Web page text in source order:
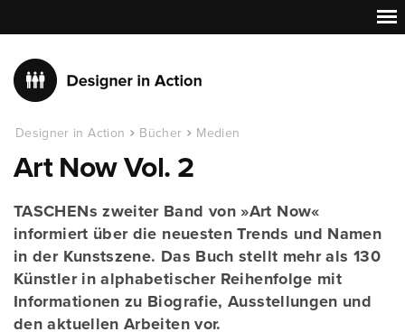
Designer in Action Bücher Medien
Art Now Vol. 2
TASCHENs zweiter Band von »Art Now«
informiert über die neuesten Trends und Namen
in der Kunstszene. Das Buch stellt mehr als 130
Künstler in alphabetischer Reihenfolge mit
Informationen zu Biografie, Ausstellungen und
den aktuellen Arbeiten vor.